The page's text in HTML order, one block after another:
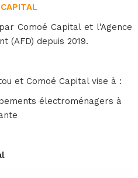
Comoé Capital et l'Agence
(AFD) depuis 2019.
et Comoé Capital vise à :
électroménagers à